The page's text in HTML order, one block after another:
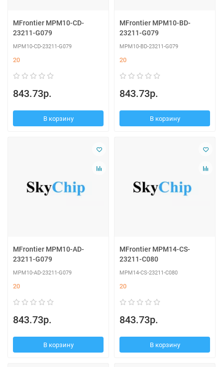
MFrontier MPM10-CD-
23211-G079
MPM10-CD-23211-G079
20
843.73р.
В корзину
MFrontier MPM10-BD-
23211-G079
MPM10-BD-23211-G079
20
843.73р.
В корзину
MFrontier MPM10-AD-
23211-G079
MPM10-AD-23211-G079
20
843.73р.
В корзину
MFrontier MPM14-CS-
23211-C080
MPM14-CS-23211-C080
20
843.73р.
В корзину